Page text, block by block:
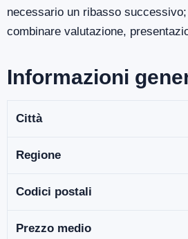
necessario un ribasso
combinare valutazione,
Informazioni
Città
Regione
Codici postali
Prezzo medio